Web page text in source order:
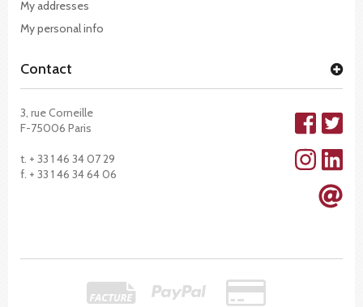
My addresses
My personal info
Contact
3, rue Corneille
F-75006 Paris
t. + 33 1 46 34 07 29
f. + 33 1 46 34 64 06